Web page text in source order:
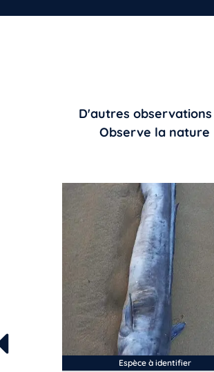
D'autres observations
Observe la nature
Espèce à identifier